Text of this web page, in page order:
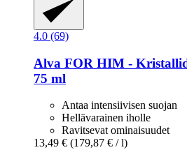
4.0 (69)
Alva FOR HIM -​
75 ml
Antaa intensiivisen suojan
Hellävarainen iholle
Ravitsevat ominaisuudet
13,49 € (179,87 € / l)